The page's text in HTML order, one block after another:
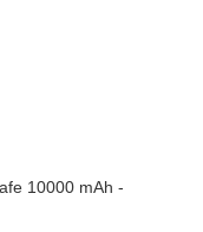
10000 mAh -